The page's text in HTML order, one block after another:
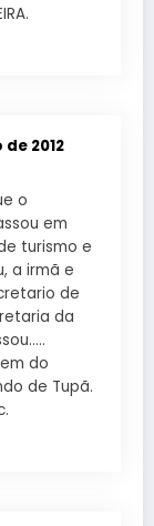
de 2012
o
em
turismo e
a irmã e
de
da
do
de Tupã.